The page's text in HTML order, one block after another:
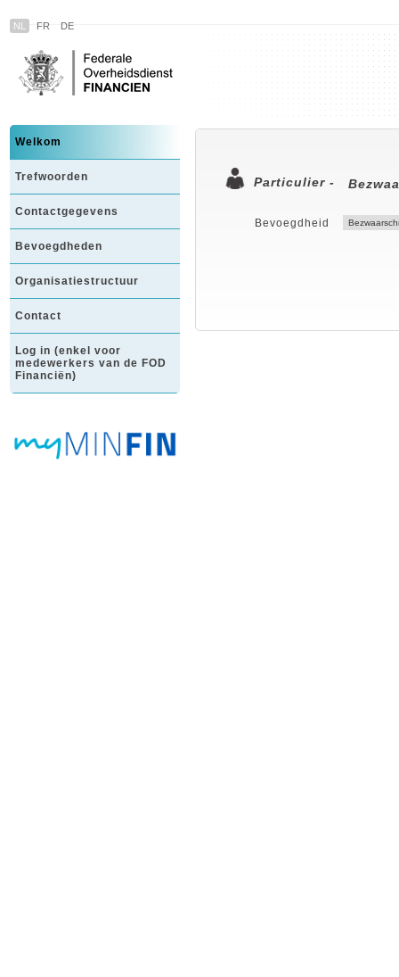
NL FR DE
Welkom
Trefwoorden
Contactgegevens
Bevoegdheden
Organisatiestructuur
Contact
Log in (enkel voor
medewerkers van de FOD
Financiën)
Particulier -
Bevoegdheid